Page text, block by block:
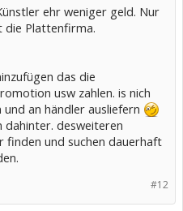
ehr weniger geld. Nur
die Plattenfirma.
das die
usw zahlen. is nich
an händler ausliefern
dahinter. desweiteren
finden und suchen dauerhaft
#12